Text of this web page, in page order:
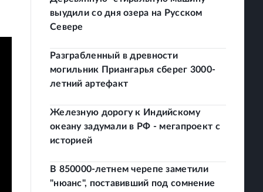
выудили со дня озера на Русском
Севере
Разграбленный в древности
могильник Приангарья сберег 3000-
летний артефакт
Железную дорогу к Индийскому
океану задумали в РФ - мегапроект с
историей
В 850000-летнем черепе заметили
"нюанс", поставивший под сомнение